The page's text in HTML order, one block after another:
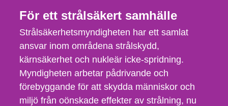
För ett strålsäkert samhälle
Strålsäkerhetsmyndigheten har ett samlat
ansvar inom områdena strålskydd,
kärnsäkerhet och nukleär icke-spridning.
Myndigheten arbetar pådrivande och
förebyggande för att skydda människor och
miljö från oönskade effekter av strålning, nu